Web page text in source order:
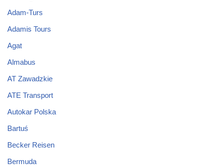
Adam-Turs
Adamis Tours
Agat
Almabus
AT Zawadzkie
ATE Transport
Autokar Polska
Bartuś
Becker Reisen
Bermuda